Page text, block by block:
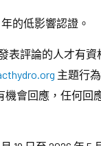
的低影響認證。
表評論的人才有
主題行
機會回應，任何回